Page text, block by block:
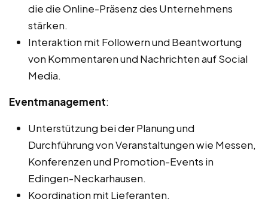
die die Online-Präsenz des Unternehmens
stärken.
Interaktion mit Followern und Beantwortung
von Kommentaren und Nachrichten auf Social
Media.
Eventmanagement:
Unterstützung bei der Planung und
Durchführung von Veranstaltungen wie Messen,
Konferenzen und Promotion-Events in
Edingen-Neckarhausen.
Koordination mit Lieferanten,